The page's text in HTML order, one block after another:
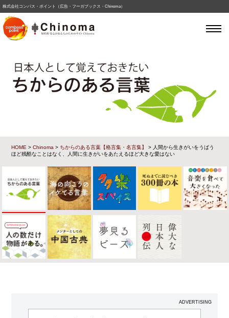
株式会社コンパス・ポイント（広告・フーガブックス・Chinoma）
HOME >Chinoma > ちからのある言葉【格言集・名言集】
> 人間から生きがいをうばう
ほど残酷なことはなく、人間に生きがいをあたえるほど大きな愛はない
ADVERTISING